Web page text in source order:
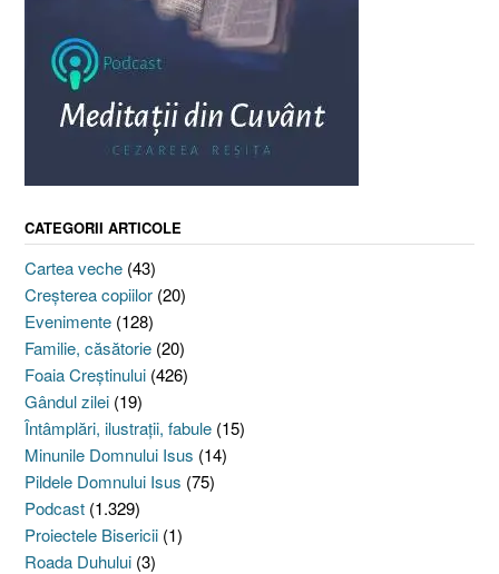
CATEGORII ARTICOLE
Cartea veche (43)
Creşterea copiilor (20)
Evenimente (128)
Familie, căsătorie (20)
Foaia Creştinului (426)
Gândul zilei (19)
Întâmplări, ilustraţii, fabule (15)
Minunile Domnului Isus (14)
Pildele Domnului Isus (75)
Podcast (1.329)
Proiectele Bisericii (1)
Roada Duhului (3)